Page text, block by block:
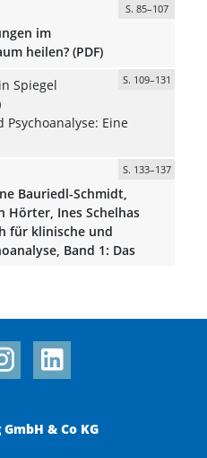
S. 85–107
im
heilen? (PDF)
Spiegel
S. 109–131
Psychoanalyse: Eine
S. 133–137
Bauriedl-Schmidt,
Hörter, Ines Schelhas
für klinische und
Band 1: Das
& Co KG